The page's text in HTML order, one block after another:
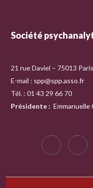
Société
21 rue Daviel – 75013 Paris
E-mail : spp@spp.asso.fr
Tél. : 01 43 29 66 70
Présidente : Emmanuelle